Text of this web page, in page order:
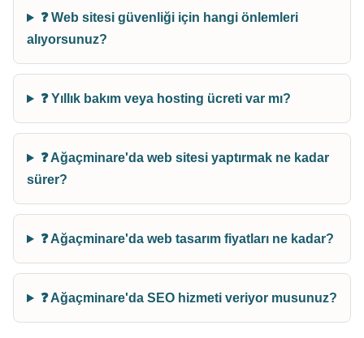
❓ Web sitesi güvenliği için hangi önlemleri
alıyorsunuz?
❓ Yıllık bakım veya hosting ücreti var mı?
❓ Ağaçminare'da web sitesi yaptırmak ne kadar
sürer?
❓ Ağaçminare'da web tasarım fiyatları ne kadar?
❓ Ağaçminare'da SEO hizmeti veriyor musunuz?